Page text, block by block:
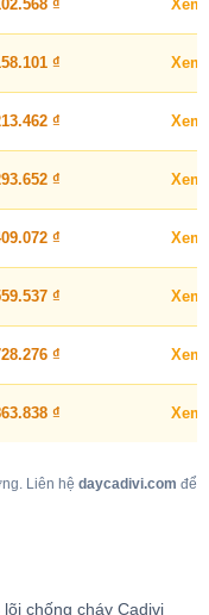
₫
₫
₫
₫
₫
₫
₫
₫
Liên hệ daycadivi.com để
chống cháy Cadivi